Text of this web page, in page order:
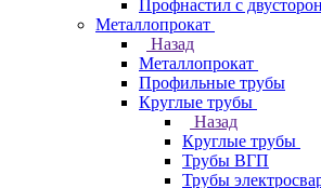
Профнастил с
Металлопрокат
Назад
Металлопрокат
Профильные трубы
Круглые трубы
Назад
Круглые трубы
Трубы ВГП
Трубы